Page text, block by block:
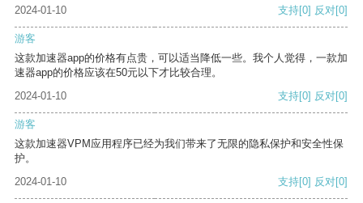
2024-01-10 支持[0] 反对[0]
游客
这款加速器app的价格有点贵，可以适当降低一些。我个人觉得，一款加
速器app的价格应该在50元以下才比较合理。
2024-01-10
支持[0] 反对[0]
游客
这款加速器VPM应用程序已经为我们带来了无限的隐私保护和安全性保
护。
2024-01-10
支持[0] 反对[0]